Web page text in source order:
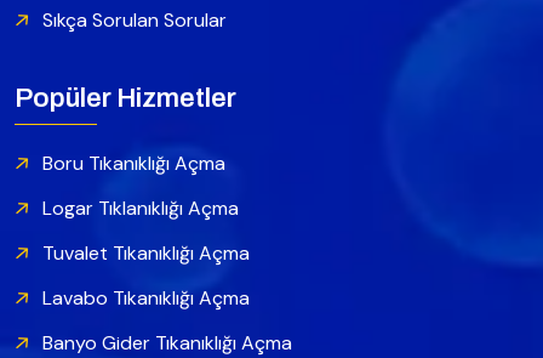
Sıkça Sorulan Sorular
Popüler Hizmetler
Boru Tıkanıklığı Açma
Logar Tıklanıklığı Açma
Tuvalet Tıkanıklığı Açma
Lavabo Tıkanıklığı Açma
Banyo Gider Tıkanıklığı Açma